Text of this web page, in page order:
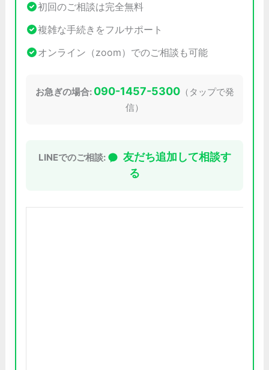
初回のご相談は完全無料
複雑な手続きをフルサポート
オンライン（zoom）でのご相談も可能
お急ぎの場合: 090-1457-5300（タップで発
信）
LINEでのご相談:
友だち追加して相談す
る